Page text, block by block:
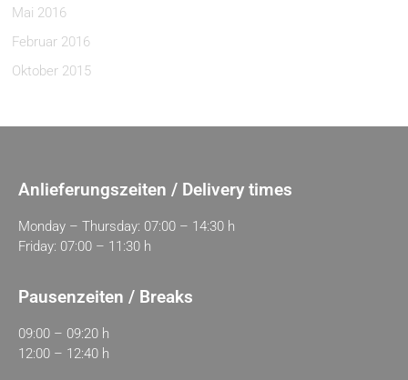
Mai 2016
Februar 2016
Oktober 2015
Anlieferungszeiten / Delivery times
Monday – Thursday: 07:00 – 14:30 h
Friday: 07:00 – 11:30 h
Pausenzeiten / Breaks
09:00 – 09:20 h
12:00 – 12:40 h